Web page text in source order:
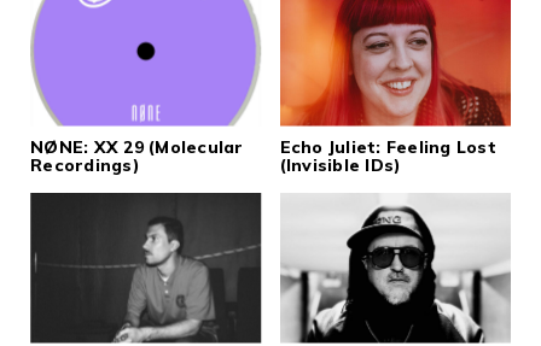
NØNE: XX 29 (Molecular
Recordings)
Echo Juliet: Feeling Lost
(Invisible IDs)